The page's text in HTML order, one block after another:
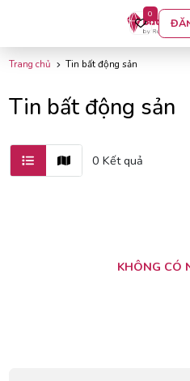
0
Trang chủ Tin bất động sản
Tin bất động sản
0 Kết quả
KHÔNG CÓ